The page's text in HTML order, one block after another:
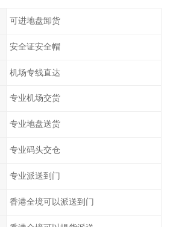
可进地盘卸货
安全证安全帽
机场专线直达
专业机场交货
专业地盘送货
专业码头交仓
专业派送到门
香港全境可以派送到门